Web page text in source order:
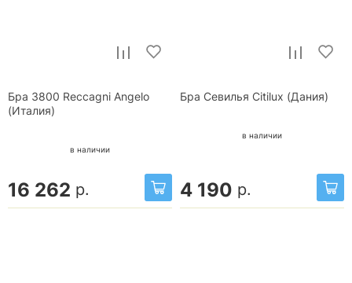
Бра 3800 Reccagni Angelo
(Италия)
в наличии
16 262 р.
Бра Севилья Citilux (Дания)
в наличии
4 190 р.